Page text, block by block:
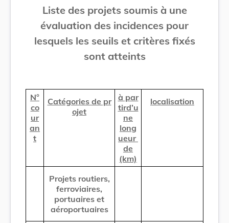
Liste des projets soumis à une
évaluation des incidences pour
lesquels les seuils et critères fixés
sont atteints
N°
co
ur
an
t
Catégories de pr
ojet
à par
tird’u
ne
long
ueur
de
(km)
localisation
Projets routiers,
ferroviaires,
portuaires et
aéroportuaires